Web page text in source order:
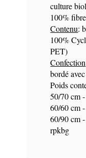
culture
100%
Contenu:
100%
PET)
Confection
bordé
Poids
50/70 cm
60/60 cm
60/90 cm
rpkbg